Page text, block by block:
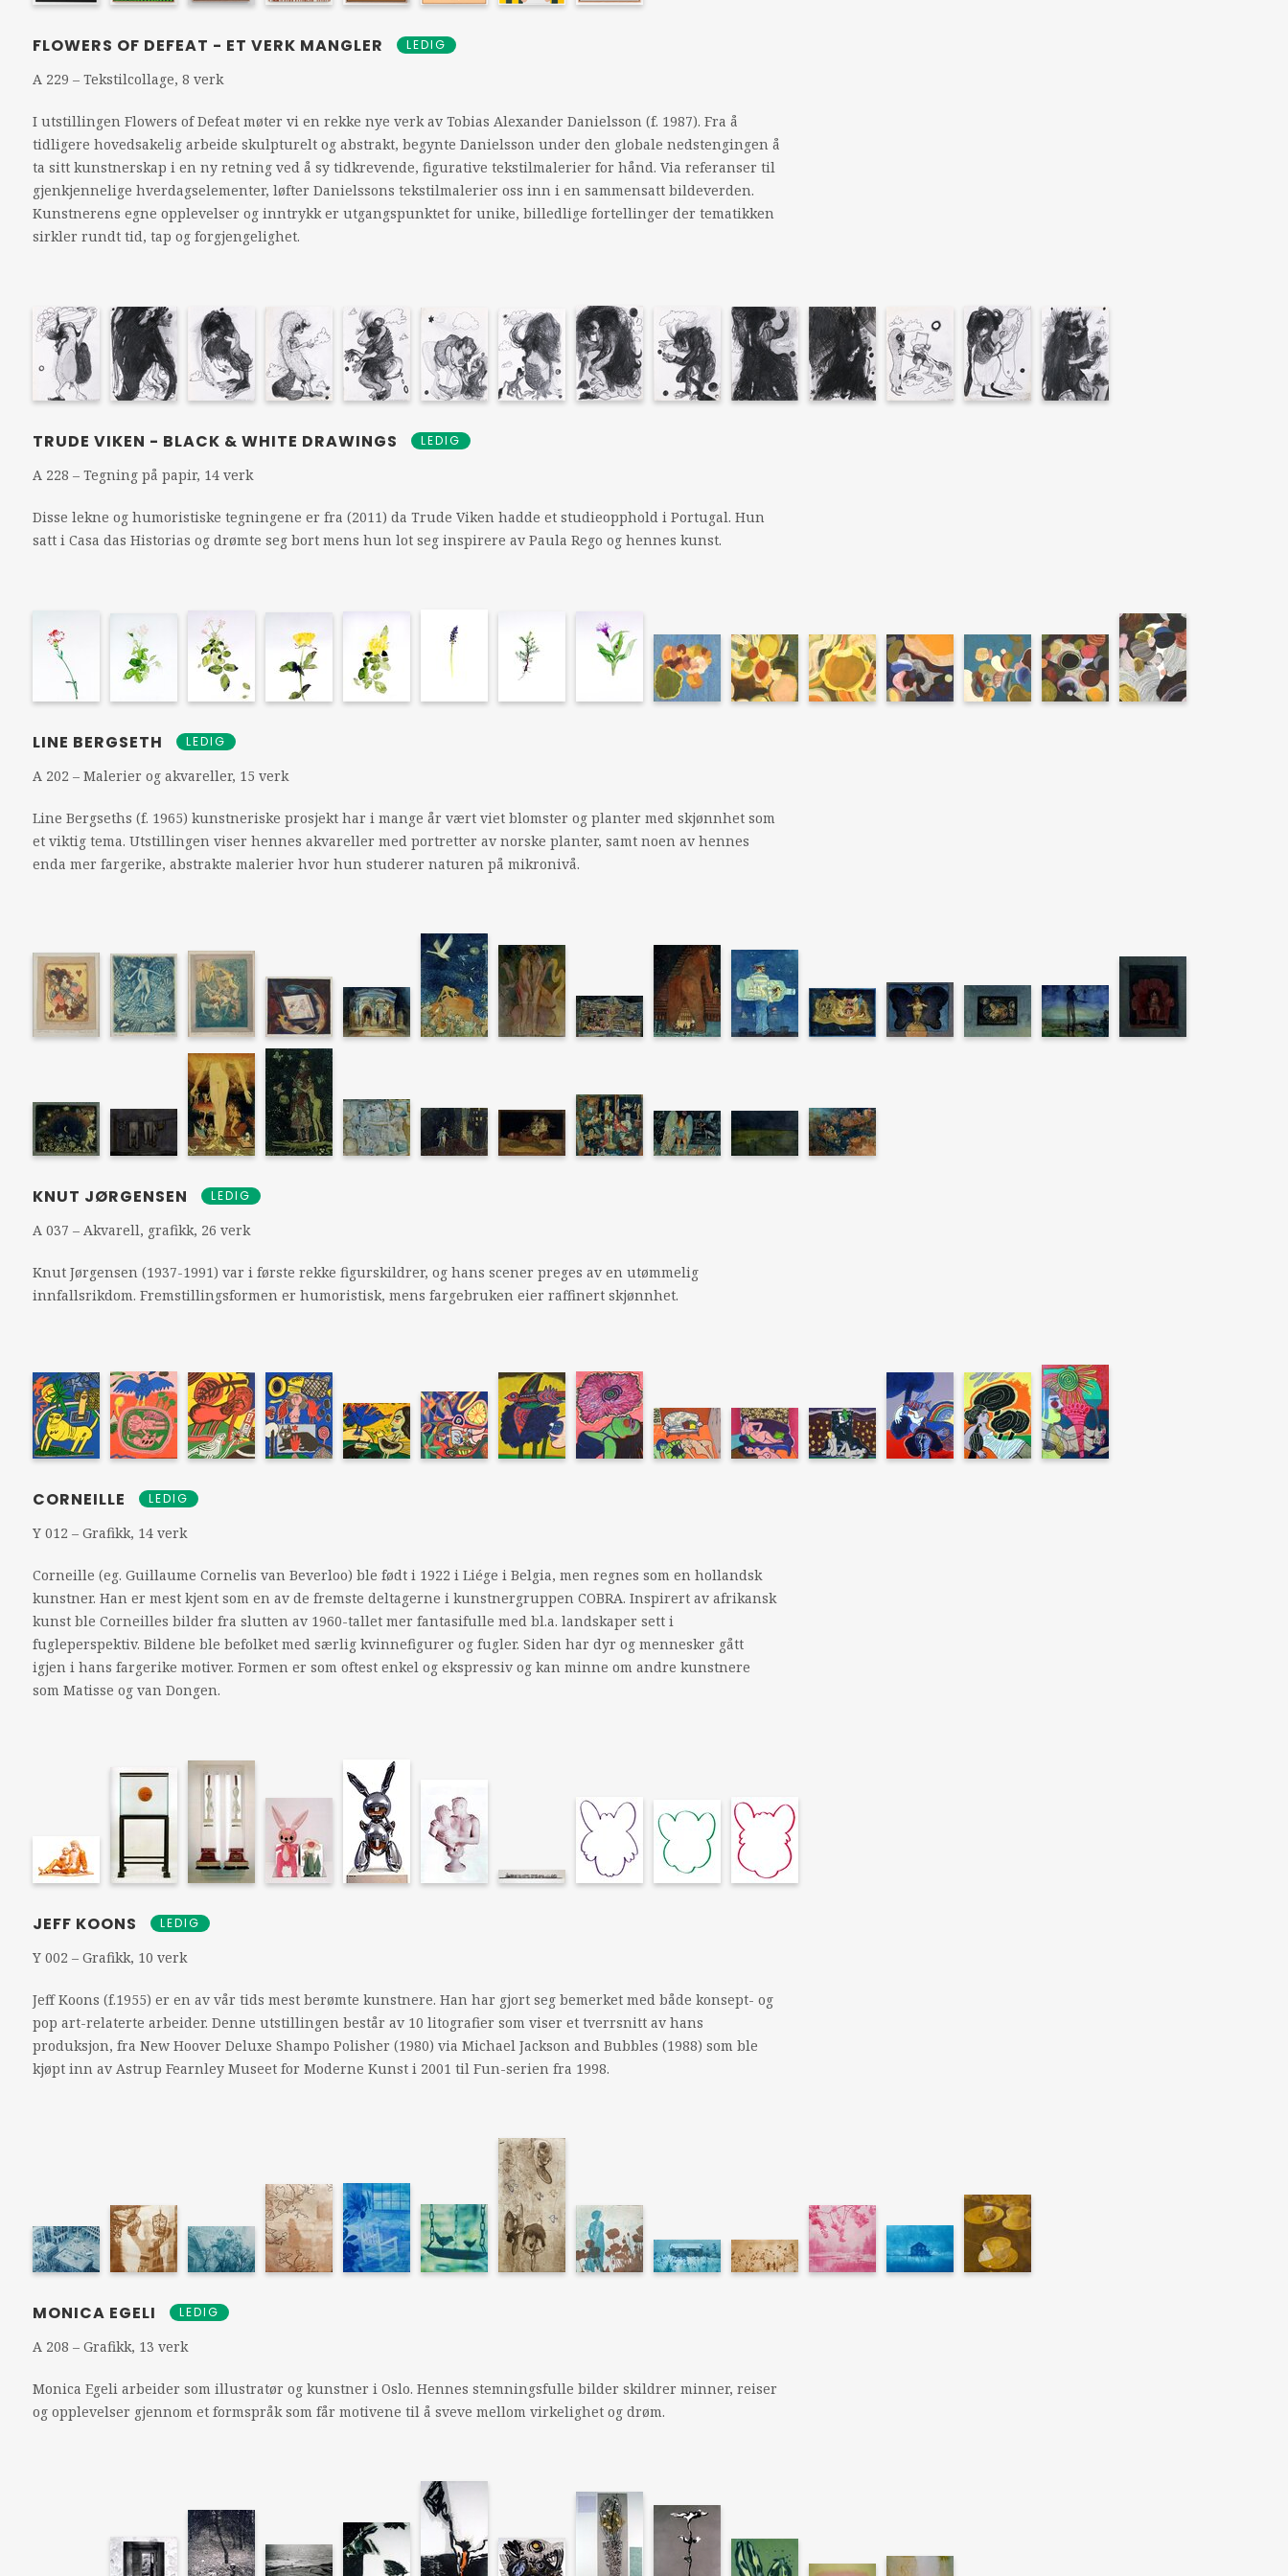
FLOWERS OF DEFEAT - ET VERK MANGLER LEDIG
A 229 – Tekstilcollage, 8 verk
I utstillingen Flowers of Defeat møter vi en rekke nye verk av Tobias Alexander Danielsson (f. 1987). Fra å
tidligere hovedsakelig arbeide skulpturelt og abstrakt, begynte Danielsson under den globale nedstengingen å
ta sitt kunstnerskap i en ny retning ved å sy tidkrevende, figurative tekstilmalerier for hånd. Via referanser til
gjenkjennelige hverdagselementer, løfter Danielssons tekstilmalerier oss inn i en sammensatt bildeverden.
Kunstnerens egne opplevelser og inntrykk er utgangspunktet for unike, billedlige fortellinger der tematikken
sirkler rundt tid, tap og forgjengelighet.
TRUDE VIKEN - BLACK & WHITE DRAWINGS LEDIG
A 228 – Tegning på papir, 14 verk
Disse lekne og humoristiske tegningene er fra (2011) da Trude Viken hadde et studieopphold i Portugal. Hun
satt i Casa das Historias og drømte seg bort mens hun lot seg inspirere av Paula Rego og hennes kunst.
LINE BERGSETH LEDIG
A 202 – Malerier og akvareller, 15 verk
Line Bergseths (f. 1965) kunstneriske prosjekt har i mange år vært viet blomster og planter med skjønnhet som
et viktig tema. Utstillingen viser hennes akvareller med portretter av norske planter, samt noen av hennes
enda mer fargerike, abstrakte malerier hvor hun studerer naturen på mikronivå.
KNUT JØRGENSEN LEDIG
A 037 – Akvarell, grafikk, 26 verk
Knut Jørgensen (1937-1991) var i første rekke figurskildrer, og hans scener preges av en utømmelig
innfallsrikdom. Fremstillingsformen er humoristisk, mens fargebruken eier raffinert skjønnhet.
CORNEILLE LEDIG
Y 012 – Grafikk, 14 verk
Corneille (eg. Guillaume Cornelis van Beverloo) ble født i 1922 i Liége i Belgia, men regnes som en hollandsk
kunstner. Han er mest kjent som en av de fremste deltagerne i kunstnergruppen COBRA. Inspirert av afrikansk
kunst ble Corneilles bilder fra slutten av 1960-tallet mer fantasifulle med bl.a. landskaper sett i
fugleperspektiv. Bildene ble befolket med særlig kvinnefigurer og fugler. Siden har dyr og mennesker gått
igjen i hans fargerike motiver. Formen er som oftest enkel og ekspressiv og kan minne om andre kunstnere
som Matisse og van Dongen.
JEFF KOONS LEDIG
Y 002 – Grafikk, 10 verk
Jeff Koons (f.1955) er en av vår tids mest berømte kunstnere. Han har gjort seg bemerket med både konsept- og
pop art-relaterte arbeider. Denne utstillingen består av 10 litografier som viser et tverrsnitt av hans
produksjon, fra New Hoover Deluxe Shampo Polisher (1980) via Michael Jackson and Bubbles (1988) som ble
kjøpt inn av Astrup Fearnley Museet for Moderne Kunst i 2001 til Fun-serien fra 1998.
MONICA EGELI LEDIG
A 208 – Grafikk, 13 verk
Monica Egeli arbeider som illustratør og kunstner i Oslo. Hennes stemningsfulle bilder skildrer minner, reiser
og opplevelser gjennom et formspråk som får motivene til å sveve mellom virkelighet og drøm.